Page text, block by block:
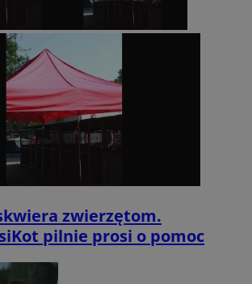
zwierzętom.
pilnie prosi o pomoc